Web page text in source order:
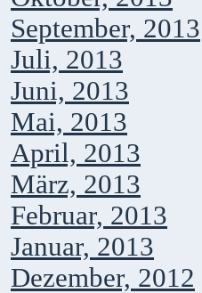
September, 2013
Juli, 2013
Juni, 2013
Mai, 2013
April, 2013
März, 2013
Februar, 2013
Januar, 2013
Dezember, 2012